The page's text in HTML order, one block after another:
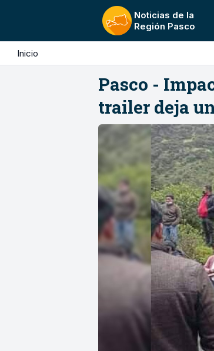
Noticias de la
Región Pasco
Inicio
Pasco -
trailer deja